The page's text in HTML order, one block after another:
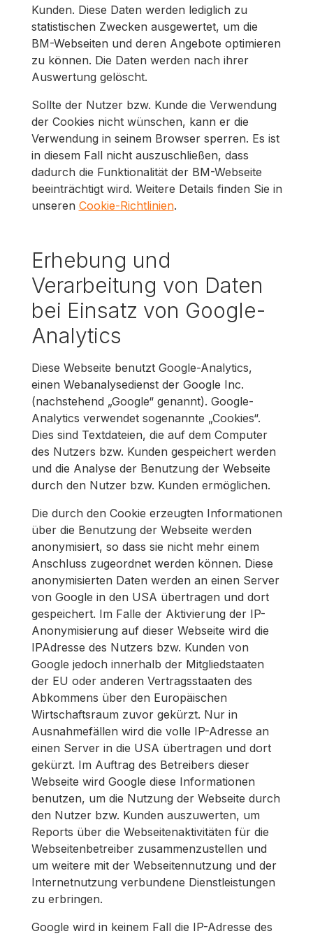
Kunden. Diese Daten werden lediglich zu
statistischen Zwecken ausgewertet, um die
BM-Webseiten und deren Angebote optimieren
zu können. Die Daten werden nach ihrer
Auswertung gelöscht.
Sollte der Nutzer bzw. Kunde die Verwendung
der Cookies nicht wünschen, kann er die
Verwendung in seinem Browser sperren. Es ist
in diesem Fall nicht auszuschließen, dass
dadurch die Funktionalität der BM-Webseite
beeinträchtigt wird. Weitere Details finden Sie in
unseren Cookie-Richtlinien.
Erhebung und
Verarbeitung von Daten
bei Einsatz von Google-
Analytics
Diese Webseite benutzt Google-Analytics,
einen Webanalysedienst der Google Inc.
(nachstehend „Google“ genannt). Google-
Analytics verwendet sogenannte „Cookies“.
Dies sind Textdateien, die auf dem Computer
des Nutzers bzw. Kunden gespeichert werden
und die Analyse der Benutzung der Webseite
durch den Nutzer bzw. Kunden ermöglichen.
Die durch den Cookie erzeugten Informationen
über die Benutzung der Webseite werden
anonymisiert, so dass sie nicht mehr einem
Anschluss zugeordnet werden können. Diese
anonymisierten Daten werden an einen Server
von Google in den USA übertragen und dort
gespeichert. Im Falle der Aktivierung der IP-
Anonymisierung auf dieser Webseite wird die
IPAdresse des Nutzers bzw. Kunden von
Google jedoch innerhalb der Mitgliedstaaten
der EU oder anderen Vertragsstaaten des
Abkommens über den Europäischen
Wirtschaftsraum zuvor gekürzt. Nur in
Ausnahmefällen wird die volle IP-Adresse an
einen Server in die USA übertragen und dort
gekürzt. Im Auftrag des Betreibers dieser
Webseite wird Google diese Informationen
benutzen, um die Nutzung der Webseite durch
den Nutzer bzw. Kunden auszuwerten, um
Reports über die Webseitenaktivitäten für die
Webseitenbetreiber zusammenzustellen und
um weitere mit der Webseitennutzung und der
Internetnutzung verbundene Dienstleistungen
zu erbringen.
Google wird in keinem Fall die IP-Adresse des